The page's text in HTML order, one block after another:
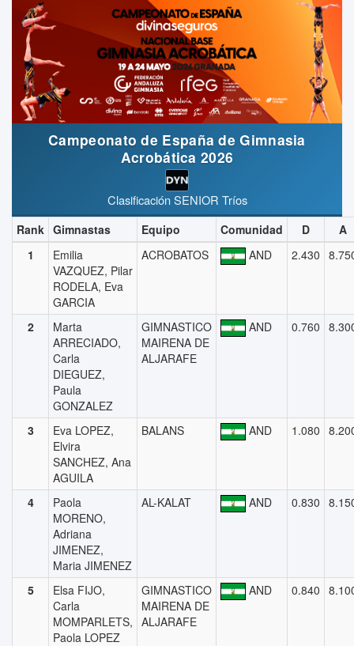
Campeonato de España de Gimnasia
Acrobática 2026
Clasificación SENIOR Tríos
Rank Gimnastas Equipo Comunidad D
A
1
Emilia
VAZQUEZ, Pilar
RODELA, Eva
GARCIA
ACROBATOS AND 2.430
2
Marta
ARRECIADO,
Carla
DIEGUEZ,
Paula
GONZALEZ
GIMNASTICO
MAIRENA DE
ALJARAFE
AND 0.760
3
Eva LOPEZ,
Elvira
SANCHEZ, Ana
AGUILA
BALANS AND 1.080
4
Paola
MORENO,
Adriana
JIMENEZ,
Maria JIMENEZ
AL-KALAT AND 0.830
5
Elsa FIJO,
Carla
MOMPARLETS,
Paola LOPEZ
GIMNASTICO
MAIRENA DE
ALJARAFE
AND 0.840